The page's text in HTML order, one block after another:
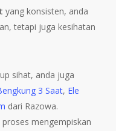
yang konsisten, anda
tetapi juga kesihatan
sihat, anda juga
3 Saat, Ele
dari Razowa.
mengempiskan